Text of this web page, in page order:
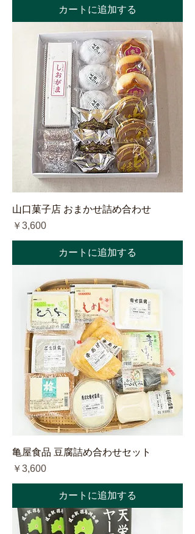
カートに追加する
山口菓子店 おまかせ詰め合わせ
価格
￥3,600
カートに追加する
亀屋食品 豆腐詰め合わせセット
価格
￥3,600
カートに追加する